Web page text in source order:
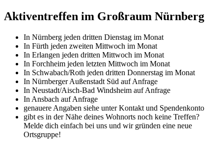
Aktiventreffen im Großraum Nürnberg
In Nürnberg jeden dritten Dienstag im Monat
In Fürth jeden zweiten Mittwoch im Monat
In Erlangen jeden dritten Mittwoch im Monat
In Forchheim jeden letzten Mittwoch im Monat
In Schwabach/Roth jeden dritten Donnerstag im Monat
In Nürnberger Außenstadt Süd auf Anfrage
In Neustadt/Aisch-Bad Windsheim auf Anfrage
In Ansbach auf Anfrage
genauere Angaben siehe unter Kontakt und Spendenkonto
gibt es in der Nähe deines Wohnorts noch keine Treffen?
Melde dich einfach bei uns und wir gründen eine neue
Ortsgruppe!